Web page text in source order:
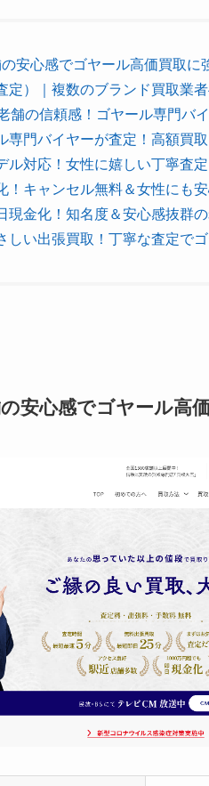
安心感でゴヤール高価買取に
定）｜複数のブランド買取業
舗の信頼感！ゴヤール専門バ
専門バイヤーが査定！高額買
ル対応！女性に嬉しい丁寧査
！キャンセル無料＆女性にも
現金化！知名度＆安心感抜群
しい出張買取！丁寧な査定で
安心感でゴヤール高